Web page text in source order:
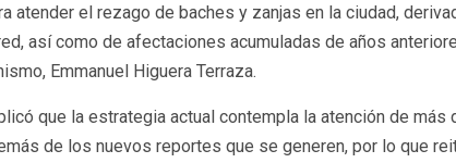
atender el rezago de baches y zanjas en la ciudad,
así como de afectaciones acumuladas de años
Emmanuel Higuera Terraza.
que la estrategia actual contempla la atención de más
de los nuevos reportes que se generen, por lo que